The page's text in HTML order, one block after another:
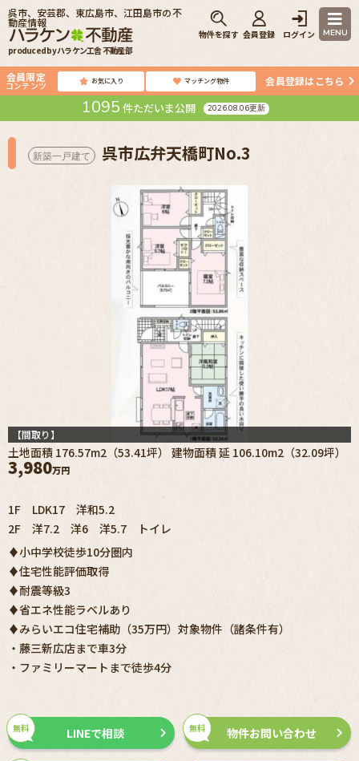
produced by ハラケン工舎 不動産部
呉市、安芸郡、東広島市、江田島市の不
動産情報
物件を探す 会員登録 ログイン MENU
会員限定
コンテンツ お気に入り マッチング物件 会員登録はこちら
1095 件ただいま公開 2026.08.06更新
新築一戸建て 呉市広弁天橋町No.3
【間取り】
土地面積 176.57m2（53.41坪） 建物面積 延 106.10m2（32.09坪）
3,980万円
1F LDK17 洋和5.2
2F 洋7.2 洋6 洋5.7 トイレ
♦小中学校徒歩10分圏内
♦住宅性能評価取得
♦耐震等級3
♦省エネ性能ラベルあり
♦みらいエコ住宅補助（35万円）対象物件（諸条件有）
・藤三新広店まで車3分
・ファミリーマートまで徒歩4分
無料 物件お問い合わせ
無料 LINEで相談